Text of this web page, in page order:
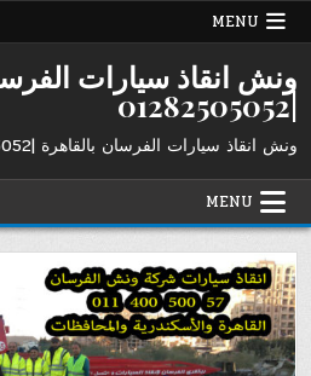
Skip
MENU
ونش انقاذ سيارات
|01282505052
ونش انقاذ سيارات الفرسان بالقاهرة |01282505052
MENU